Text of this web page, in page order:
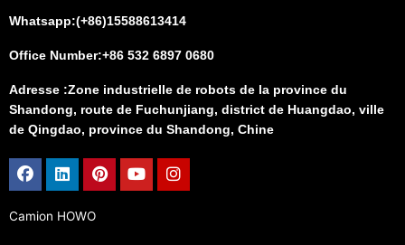
Whatsapp:(+86)15588613414
Office Number:+86 532 6897 0680
Adresse :Zone industrielle de robots de la province du
Shandong, route de Fuchunjiang, district de Huangdao, ville
de Qingdao, province du Shandong, Chine
Facebook
LinkedinPinterest
YoutubeInstagram
Camion HOWO